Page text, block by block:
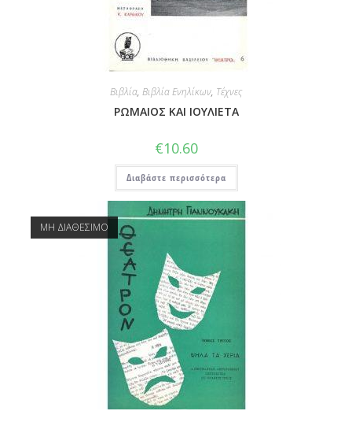
Βιβλία, Βιβλία Ενηλίκων, Τέχνες
ΡΩΜΑΙΟΣ ΚΑΙ ΙΟΥΛΙΕΤΑ
€10.60
Διαβάστε περισσότερα
ΜΗ ΔΙΑΘΕΣΙΜΟ